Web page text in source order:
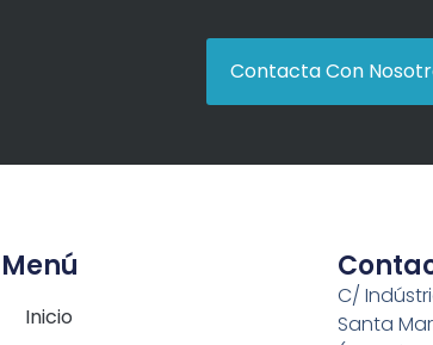
Contacta Con
Menú
Inicio
C/
Santa